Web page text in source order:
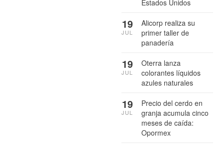
Estados Unidos
Alicorp realiza su
primer taller de
panadería
19
JUL
Oterra lanza
colorantes líquidos
azules naturales
19
JUL
Precio del cerdo en
granja acumula cinco
meses de caída:
Opormex
19
JUL